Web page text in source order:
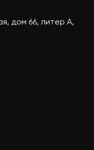
дом 66, литер А,